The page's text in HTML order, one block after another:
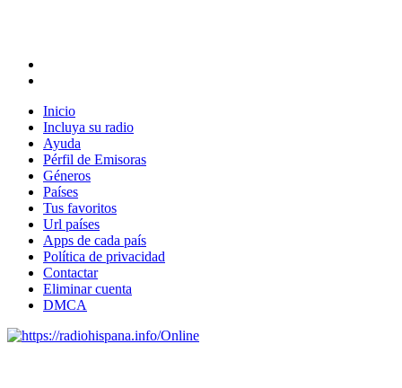
Inicio
Incluya su radio
Ayuda
Pérfil de Emisoras
Géneros
Países
Tus favoritos
Url países
Apps de cada país
Política de privacidad
Contactar
Eliminar cuenta
DMCA
Online